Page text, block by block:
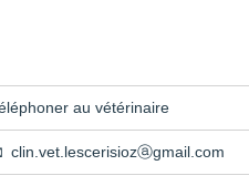
au vétérinaire
clin.vet.lescerisiozⓐgmail.com